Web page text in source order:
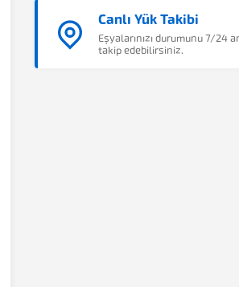
Canlı Yük Takibi
Eşyalarınızı durumunu 7/24
takip edebilirsiniz.